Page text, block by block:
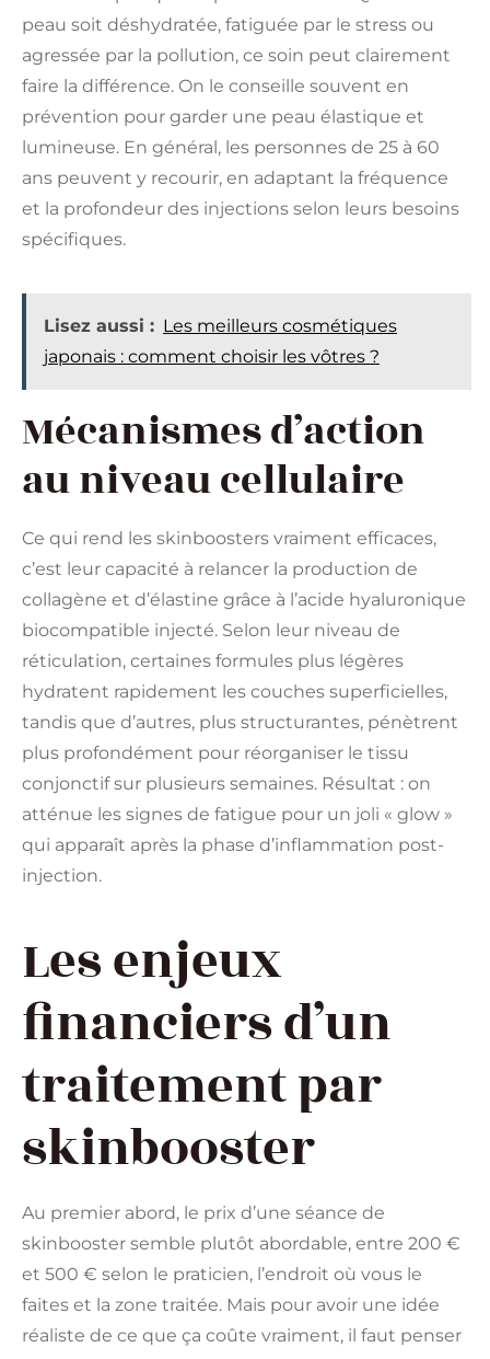
peau soit déshydratée, fatiguée par le stress ou
agressée par la pollution, ce soin peut clairement
faire la différence. On le conseille souvent en
prévention pour garder une peau élastique et
lumineuse. En général, les personnes de 25 à 60
ans peuvent y recourir, en adaptant la fréquence
et la profondeur des injections selon leurs besoins
spécifiques.
Lisez aussi : Les meilleurs cosmétiques
japonais : comment choisir les vôtres ?
Mécanismes d’action
au niveau cellulaire
Ce qui rend les skinboosters vraiment efficaces,
c’est leur capacité à relancer la production de
collagène et d’élastine grâce à l’acide hyaluronique
biocompatible injecté. Selon leur niveau de
réticulation, certaines formules plus légères
hydratent rapidement les couches superficielles,
tandis que d’autres, plus structurantes, pénètrent
plus profondément pour réorganiser le tissu
conjonctif sur plusieurs semaines. Résultat : on
atténue les signes de fatigue pour un joli « glow »
qui apparaît après la phase d’inflammation post-
injection.
Les enjeux
financiers d’un
traitement par
skinbooster
Au premier abord, le prix d’une séance de
skinbooster semble plutôt abordable, entre 200 €
et 500 € selon le praticien, l’endroit où vous le
faites et la zone traitée. Mais pour avoir une idée
réaliste de ce que ça coûte vraiment, il faut penser